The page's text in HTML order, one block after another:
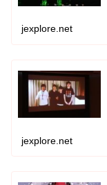
jexplore.net
jexplore.net